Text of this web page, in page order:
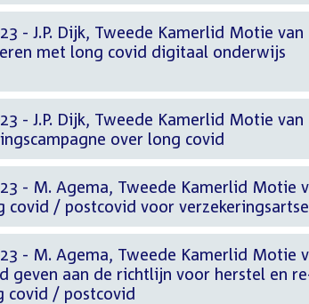
- J.P. Dijk, Tweede Kamerlid Motie van
met long covid digitaal onderwijs
- J.P. Dijk, Tweede Kamerlid Motie van
over long covid
- M. Agema, Tweede Kamerlid Motie
/ postcovid voor
- M. Agema, Tweede Kamerlid Motie
geven aan de richtlijn voor herstel en
covid / postcovid